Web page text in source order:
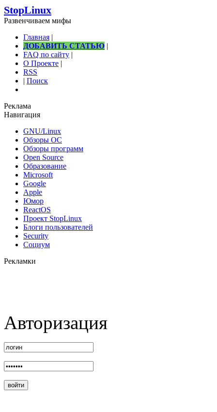
StopLinux
Развенчиваем мифы
Главная |
ДОБАВИТЬ СТАТЬЮ |
FAQ по сайту |
О Проекте |
RSS
| Поиск
Реклама
Навигация
GNU/Linux
Обзоры ОС
Обзоры программ
Open Source
Образование
Microsoft
Google
Apple
Юмор
ReactOS
Проект StopLinux
Блоги пользователей
Security
Социум
Рекламки
Авторизация